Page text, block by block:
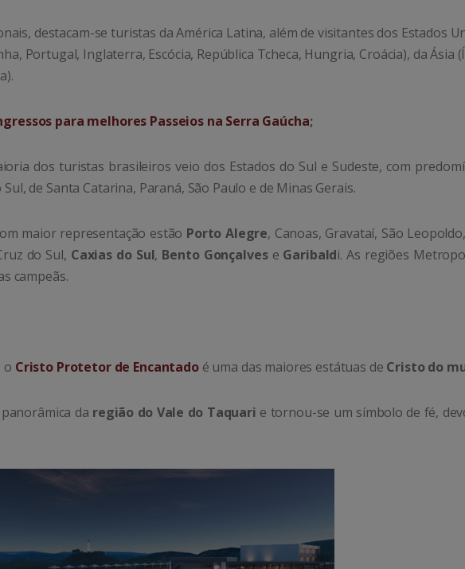
destacam-se turistas da América Latina, além de visitantes dos Estados
Portugal, Inglaterra, Escócia, República Tcheca, Hungria, Croácia), da Ásia
para melhores Passeios na Serra Gaúcha;
dos turistas brasileiros veio dos Estados do Sul e Sudeste, com
de Santa Catarina, Paraná, São Paulo e de Minas Gerais.
maior representação estão Porto Alegre, Canoas, Gravataí, São
do Sul, Caxias do Sul, Bento Gonçalvese Garibaldi.As regiões
campeãs.
o Cristo Protetor de Encantadoé uma das maiores estátuas de Cristo do
da região do Vale do Taquari e tornou-se um símbolo de fé,